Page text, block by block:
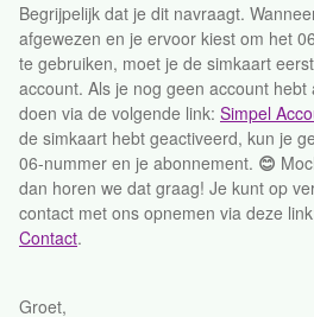
Begrijpelijk dat je dit navraagt.
afgewezen en je ervoor kiest om het
te gebruiken, moet je de simkaart
account. Als je nog geen account
doen via de volgende link: Simpel
de simkaart hebt geactiveerd, kun je
06-nummer en je abonnement. 😊
dan horen we dat graag! Je kunt op
contact met ons opnemen via deze
Contact.
Groet,